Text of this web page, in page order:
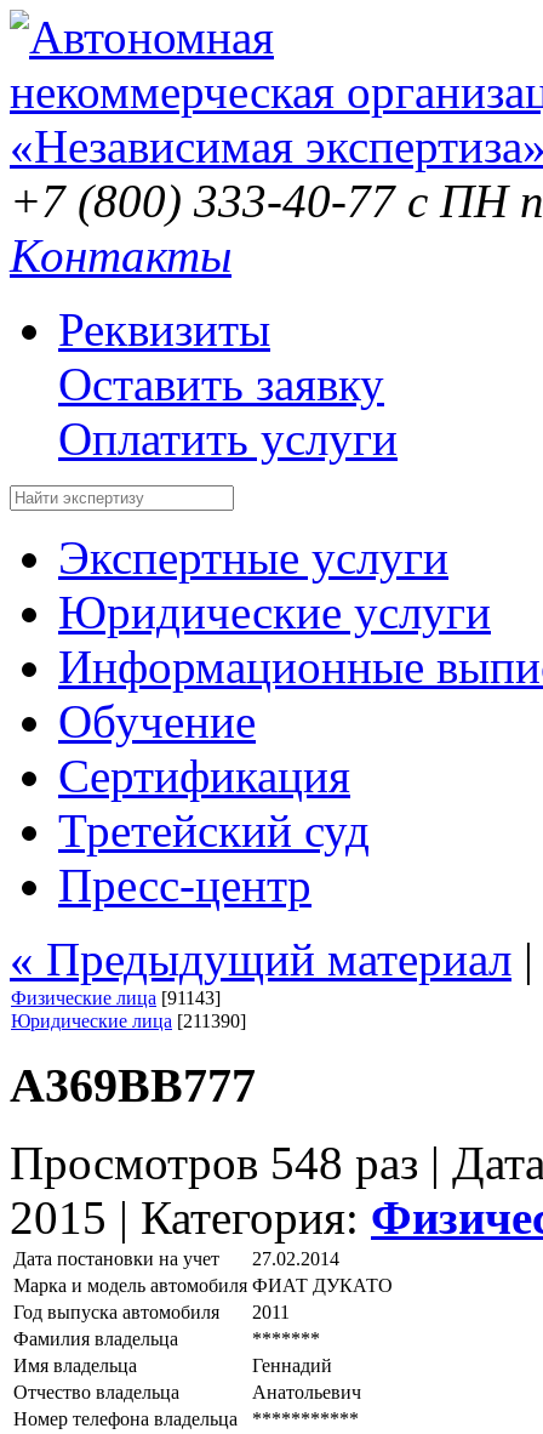
+7 (800) 333-40-77 с ПН
Контакты
Реквизиты
Оставить заявку
Оплатить услуги
Экспертные услуги
Юридические услуги
Информационные
Обучение
Сертификация
Третейский суд
Пресс-центр
« Предыдущий материал
Физические лица [91143]
Юридические лица [211390]
А369ВВ777
Просмотров 548 раз |
2015 | Категория:
Дата постановки на учет
27.02.2014
Марка и модель автомобиля ФИАТ ДУКАТО
Год выпуска автомобиля
2011
Фамилия владельца
*******
Имя владельца
Геннадий
Отчество владельца
Анатольевич
Номер телефона владельца
***********